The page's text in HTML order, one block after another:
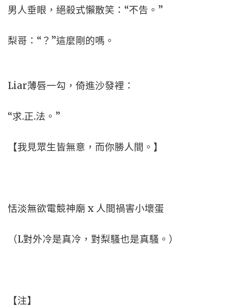
男人垂眼，絕殺式懶散笑：“不告。”
梨哥：“？”這麼剛的嗎。
Liar薄唇一勾，倚進沙發裡：
“求.正.法。”
【我見眾生皆無意，而你勝人間。】
恬淡無欲電競神廟 x 人間禍害小壞蛋
（L對外冷是真冷，對梨騷也是真騷。）
【注】